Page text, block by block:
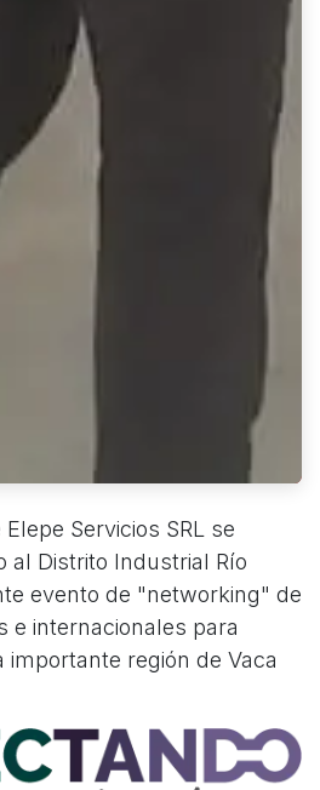
Servicios SRL se
al Distrito Industrial Río
evento de "networking" de
e internacionales para
importante región de Vaca